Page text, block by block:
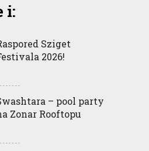
i:
Sziget
2026!
– pool party
Zonar Rooftopu